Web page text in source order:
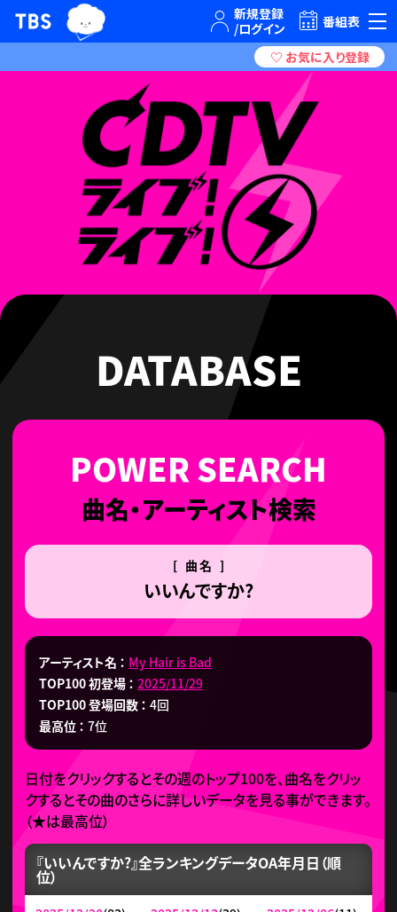
TBSテレビ｜ときめくときを。 番組表
DATABASE
曲名・アーティスト検索
[ 曲名 ]
いいんですか?
アーティスト名
My Hair is Bad
TOP100 初登場
2025/11/29
TOP100 登場回数
4回
最高位
7位
日付をクリックするとその週のトップ100を、曲名をクリッ
クするとその曲のさらに詳しいデータを見る事ができます。
（★は最高位）
『いいんですか?』全ランキングデータOA年月日（順
位）